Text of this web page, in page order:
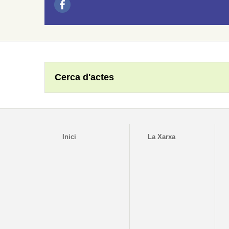
Cerca d'actes
Inici La Xarxa